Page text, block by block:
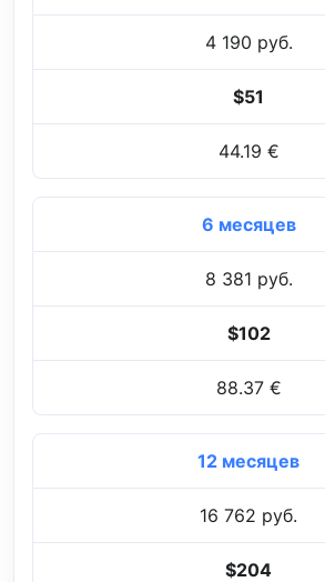
4 190 руб.
$51
44.19 €
6 месяцев
8 381 руб.
$102
88.37 €
12 месяцев
16 762 руб.
$204